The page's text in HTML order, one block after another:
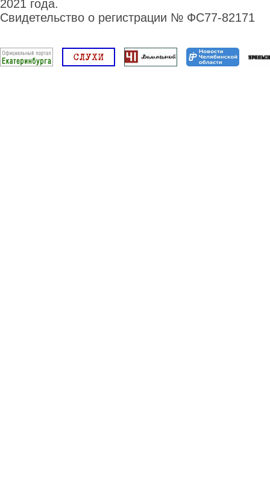
2021 года.
Свидетельство о регистрации № ФС77-82171